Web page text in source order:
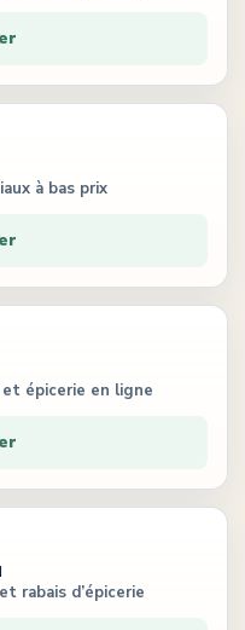
à bas prix
et épicerie en ligne
rabais d’épicerie